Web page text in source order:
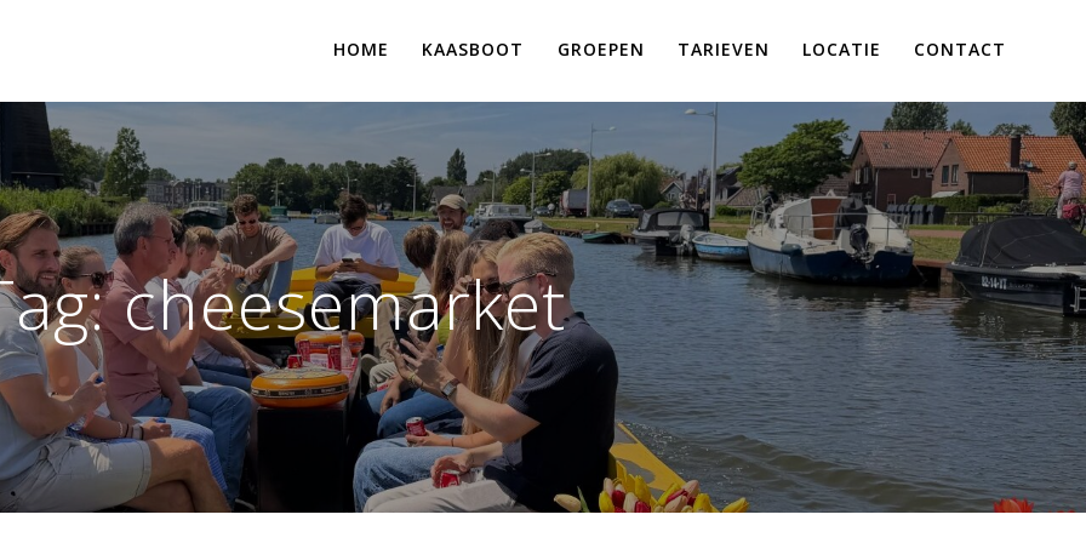
HOME KAASBOOT GROEPEN TARIEVEN LOCATIE CONTACT
cheesemarket